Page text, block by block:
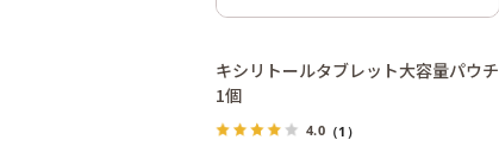
キシリトールタブレット大容量パウチ
1個
4.0 （1）